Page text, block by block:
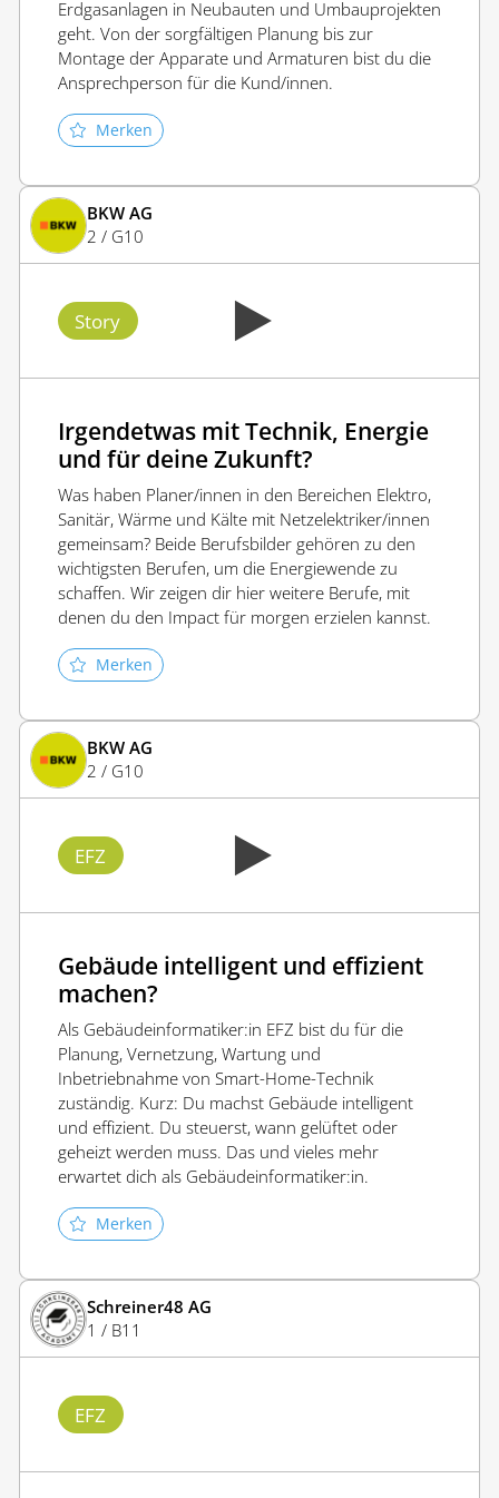
Erdgasanlagen in Neubauten und Umbauprojekten
geht. Von der sorgfältigen Planung bis zur
Montage der Apparate und Armaturen bist du die
Ansprechperson für die Kund/innen.
Merken
BKW AG
2 / G10
Story
Irgendetwas mit Technik, Energie
und für deine Zukunft?
Was haben Planer/innen in den Bereichen Elektro,
Sanitär, Wärme und Kälte mit Netzelektriker/innen
gemeinsam? Beide Berufsbilder gehören zu den
wichtigsten Berufen, um die Energiewende zu
schaffen. Wir zeigen dir hier weitere Berufe, mit
denen du den Impact für morgen erzielen kannst.
Merken
BKW AG
2 / G10
EFZ
Gebäude intelligent und effizient
machen?
Als Gebäudeinformatiker:in EFZ bist du für die
Planung, Vernetzung, Wartung und
Inbetriebnahme von Smart-Home-Technik
zuständig. Kurz: Du machst Gebäude intelligent
und effizient. Du steuerst, wann gelüftet oder
geheizt werden muss. Das und vieles mehr
erwartet dich als Gebäudeinformatiker:in.
Merken
Schreiner48 AG
1 / B11
EFZ